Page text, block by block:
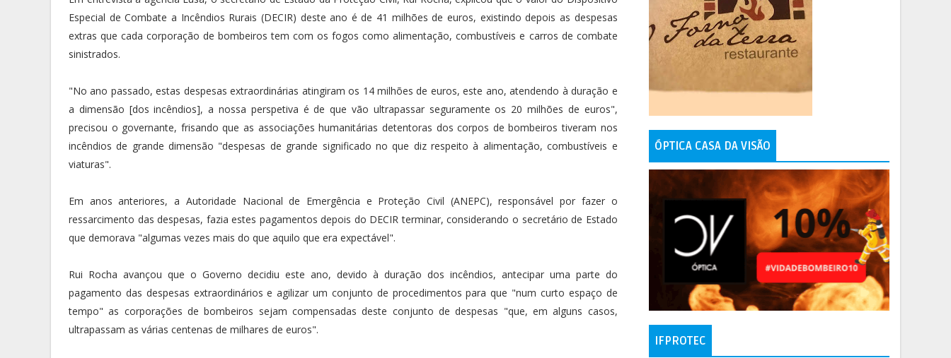
Especial de Combate a Incêndios Rurais (DECIR) deste ano é de 41 milhões de euros, existindo depois as despesas
extras que cada corporação de bombeiros tem com os fogos como alimentação, combustíveis e carros de combate
sinistrados.
"No ano passado, estas despesas extraordinárias atingiram os 14 milhões de euros, este ano, atendendo à duração e
a dimensão [dos incêndios], a nossa perspetiva é de que vão ultrapassar seguramente os 20 milhões de euros",
precisou o governante, frisando que as associações humanitárias detentoras dos corpos de bombeiros tiveram nos
incêndios de grande dimensão "despesas de grande significado no que diz respeito à alimentação, combustíveis e
viaturas".
Em anos anteriores, a Autoridade Nacional de Emergência e Proteção Civil (ANEPC), responsável por fazer o
ressarcimento das despesas, fazia estes pagamentos depois do DECIR terminar, considerando o secretário de Estado
que demorava "algumas vezes mais do que aquilo que era expectável".
Rui Rocha avançou que o Governo decidiu este ano, devido à duração dos incêndios, antecipar uma parte do
pagamento das despesas extraordinários e agilizar um conjunto de procedimentos para que "num curto espaço de
tempo" as corporações de bombeiros sejam compensadas deste conjunto de despesas "que, em alguns casos,
ultrapassam as várias centenas de milhares de euros".
ÓPTICA CASA DA VISÃO
IFPROTEC